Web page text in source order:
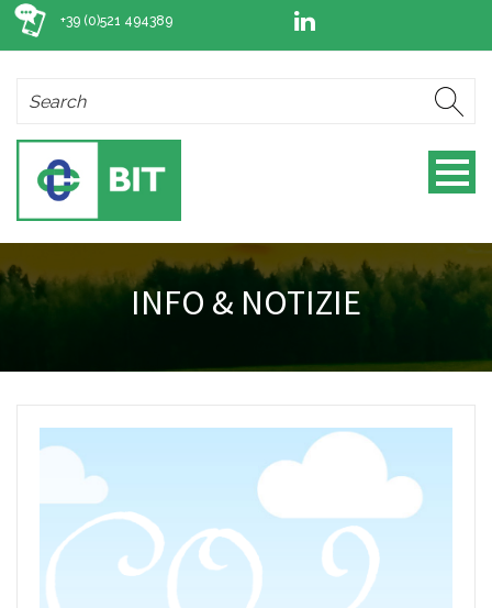
+39 (0)521 494389
INFO & NOTIZIE